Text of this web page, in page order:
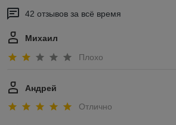
42 отзывов за всё время
Михаил
Плохо
Андрей
Отлично